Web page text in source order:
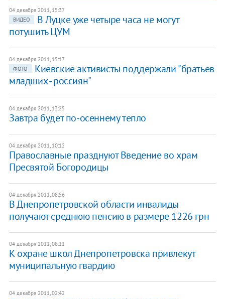
04 декабря 2011, 15:37
ВИДЕО
В Луцке уже четыре часа не могут
потушить ЦУМ
04 декабря 2011, 15:17
ФОТО
Киевские активисты поддержали "братьев
младших - россиян"
04 декабря 2011, 13:25
Завтра будет по-осеннему тепло
04 декабря 2011, 10:12
Православные празднуют Введение во храм
Пресвятой Богородицы
04 декабря 2011, 08:56
В Днепропетровской области инвалиды
получают среднюю пенсию в размере 1226 грн
04 декабря 2011, 08:11
К охране школ Днепропетровска привлекут
муниципальную гвардию
04 декабря 2011, 02:42